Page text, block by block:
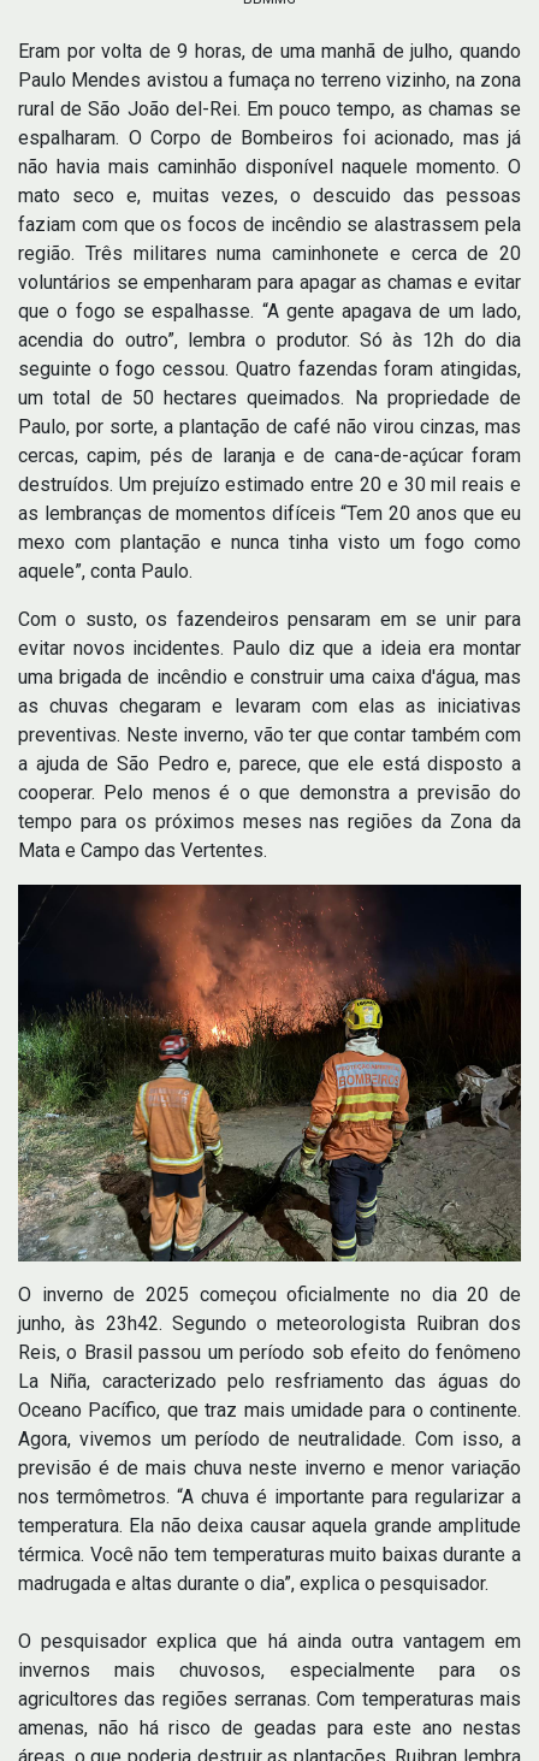
Eram por volta de 9 horas, de uma manhã de julho, quando
Paulo Mendes avistou a fumaça no terreno vizinho, na zona
rural de São João del-Rei. Em pouco tempo, as chamas se
espalharam. O Corpo de Bombeiros foi acionado, mas já
não havia mais caminhão disponível naquele momento. O
mato seco e, muitas vezes, o descuido das pessoas
faziam com que os focos de incêndio se alastrassem pela
região. Três militares numa caminhonete e cerca de 20
voluntários se empenharam para apagar as chamas e evitar
que o fogo se espalhasse. “A gente apagava de um lado,
acendia do outro”, lembra o produtor. Só às 12h do dia
seguinte o fogo cessou. Quatro fazendas foram atingidas,
um total de 50 hectares queimados. Na propriedade de
Paulo, por sorte, a plantação de café não virou cinzas, mas
cercas, capim, pés de laranja e de cana-de-açúcar foram
destruídos. Um prejuízo estimado entre 20 e 30 mil reais e
as lembranças de momentos difíceis “Tem 20 anos que eu
mexo com plantação e nunca tinha visto um fogo como
aquele”, conta Paulo.
Com o susto, os fazendeiros pensaram em se unir para
evitar novos incidentes. Paulo diz que a ideia era montar
uma brigada de incêndio e construir uma caixa d'água, mas
as chuvas chegaram e levaram com elas as iniciativas
preventivas. Neste inverno, vão ter que contar também com
a ajuda de São Pedro e, parece, que ele está disposto a
cooperar. Pelo menos é o que demonstra a previsão do
tempo para os próximos meses nas regiões da Zona da
Mata e Campo das Vertentes.
O inverno de 2025 começou oficialmente no dia 20 de
junho, às 23h42. Segundo o meteorologista Ruibran dos
Reis, o Brasil passou um período sob efeito do fenômeno
La Niña, caracterizado pelo resfriamento das águas do
Oceano Pacífico, que traz mais umidade para o continente.
Agora, vivemos um período de neutralidade. Com isso, a
previsão é de mais chuva neste inverno e menor variação
nos termômetros. “A chuva é importante para regularizar a
temperatura. Ela não deixa causar aquela grande amplitude
térmica. Você não tem temperaturas muito baixas durante a
madrugada e altas durante o dia”, explica o pesquisador.
O pesquisador explica que há ainda outra vantagem em
invernos mais chuvosos, especialmente para os
agricultores das regiões serranas. Com temperaturas mais
amenas, não há risco de geadas para este ano nestas